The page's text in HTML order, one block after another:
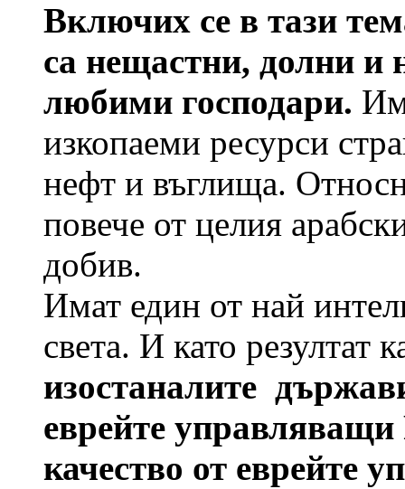
Включих се в тази
са нещастни, долни и
любими господари.
изкопаеми ресурси
нефт и въглища.
повече от целия
добив.
Имат един от най
света. И като резултат
изостаналите
еврейте
качество от еврейте